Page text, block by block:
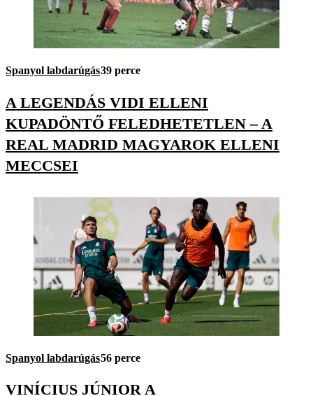
Spanyol labdarúgás39 perce
A LEGENDÁS VIDI ELLENI
KUPADÖNTŐ FELEDHETETLEN – A
REAL MADRID MAGYAROK ELLENI
MECCSEI
Spanyol labdarúgás56 perce
VINÍCIUS JÚNIOR A